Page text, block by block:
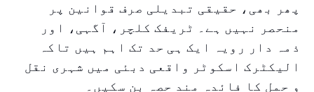
پھر بھی، حقیقی تبدیلی صرف قوانین پر
منحصر نہیں ہے۔ ٹریفک کلچر، آگہی، اور
ذمہ دار رویہ ایک ہی حد تک اہم ہیں تاکہ
الیکٹرک اسکوٹر واقعی دبئی میں شہری نقل
و حمل کا فائدہ مند حصہ بن سکیں۔